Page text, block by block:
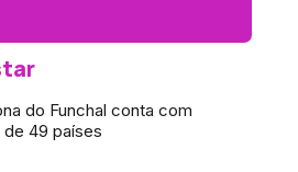
do Funchal conta com
49 países